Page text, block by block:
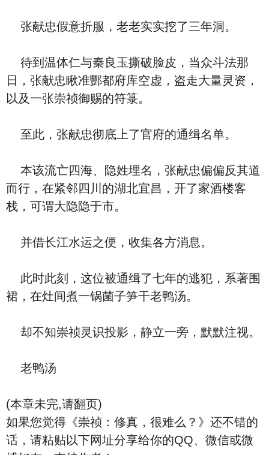
张献忠假意折服，老老实实挖了三年洞。
待到温体仁与秦良玉撕破脸皮，当众斗法那
日，张献忠瞅准酆都府库空虚，盗走大量灵资，
以及一张崇祯御赐的符箓。
至此，张献忠彻底上了官府的通缉名单。
本该流亡四海、隐姓埋名，张献忠偏偏反其道
而行，在紧邻四川的湖北宜昌，开了家酒楼客
栈，可谓大隐隐于市。
并借长江水运之便，收集各方消息。
此时此刻，这位被通缉了七年的逃犯，系著围
裙，在灶间煮一锅菌子笋干老鸭汤。
却不知崇祯灵识投影，静立一旁，默默注视。
老鸭汤
(本章未完,请翻页)
如果您觉得《崇祯：修真，很难么？》还不错的
话，请粘贴以下网址分享给你的QQ、微信或微